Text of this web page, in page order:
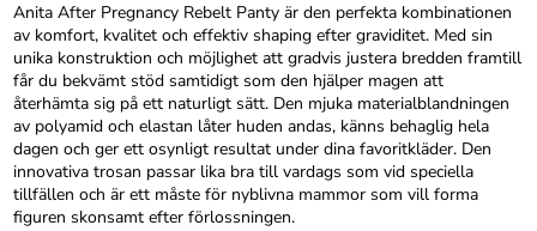
Anita After Pregnancy Rebelt Panty är den perfekta kombinationen
av komfort, kvalitet och effektiv shaping efter graviditet. Med sin
unika konstruktion och möjlighet att gradvis justera bredden framtill
får du bekvämt stöd samtidigt som den hjälper magen att
återhämta sig på ett naturligt sätt. Den mjuka materialblandningen
av polyamid och elastan låter huden andas, känns behaglig hela
dagen och ger ett osynligt resultat under dina favoritkläder. Den
innovativa trosan passar lika bra till vardags som vid speciella
tillfällen och är ett måste för nyblivna mammor som vill forma
figuren skonsamt efter förlossningen.